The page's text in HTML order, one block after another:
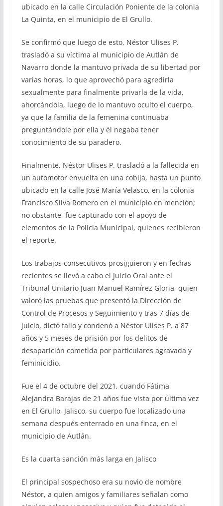
ubicado en la calle Circulación Poniente de la colonia
La Quinta, en el municipio de El Grullo.
Se confirmó que luego de esto, Néstor Ulises P.
trasladó a su víctima al municipio de Autlán de
Navarro donde la mantuvo privada de su libertad por
varias horas, lo que aprovechó para agredirla
sexualmente para finalmente privarla de la vida,
ahorcándola, luego de lo mantuvo oculto el cuerpo,
ya que la familia de la femenina continuaba
preguntándole por ella y él negaba tener
conocimiento de su paradero.
Finalmente, Néstor Ulises P. trasladó a la fallecida en
un automotor envuelta en una cobija, hasta un punto
ubicado en la calle José María Velasco, en la colonia
Francisco Silva Romero en el municipio en mención;
no obstante, fue capturado con el apoyo de
elementos de la Policía Municipal, quienes recibieron
el reporte.
Los trabajos consecutivos prosiguieron y en fechas
recientes se llevó a cabo el Juicio Oral ante el
Tribunal Unitario Juan Manuel Ramírez Gloria, quien
valoró las pruebas que presentó la Dirección de
Control de Procesos y Seguimiento y tras 7 días de
juicio, dictó fallo y condenó a Néstor Ulises P. a 87
años y 5 meses de prisión por los delitos de
desaparición cometida por particulares agravada y
feminicidio.
Fue el 4 de octubre del 2021, cuando Fátima
Alejandra Barajas de 21 años fue vista por última vez
en El Grullo, Jalisco, su cuerpo fue localizado una
semana después enterrado en una finca, en el
municipio de Autlán.
Es la cuarta sanción más larga en Jalisco
El principal sospechoso era su novio de nombre
Néstor, a quien amigos y familiares señalan como